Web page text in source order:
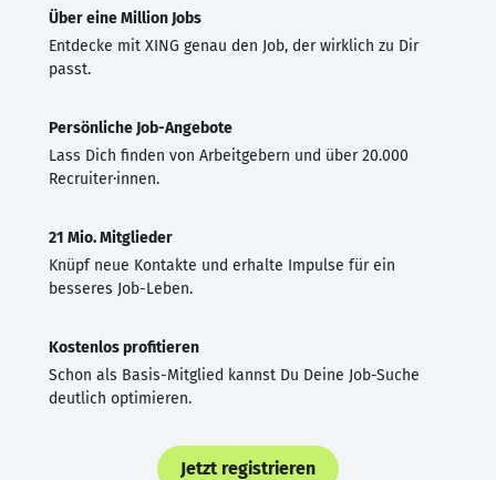
Über eine Million Jobs
Entdecke mit XING genau den Job, der wirklich zu Dir
passt.
Persönliche Job-Angebote
Lass Dich finden von Arbeitgebern und über 20.000
Recruiter·innen.
21 Mio. Mitglieder
Knüpf neue Kontakte und erhalte Impulse für ein
besseres Job-Leben.
Kostenlos profitieren
Schon als Basis-Mitglied kannst Du Deine Job-Suche
deutlich optimieren.
Jetzt registrieren